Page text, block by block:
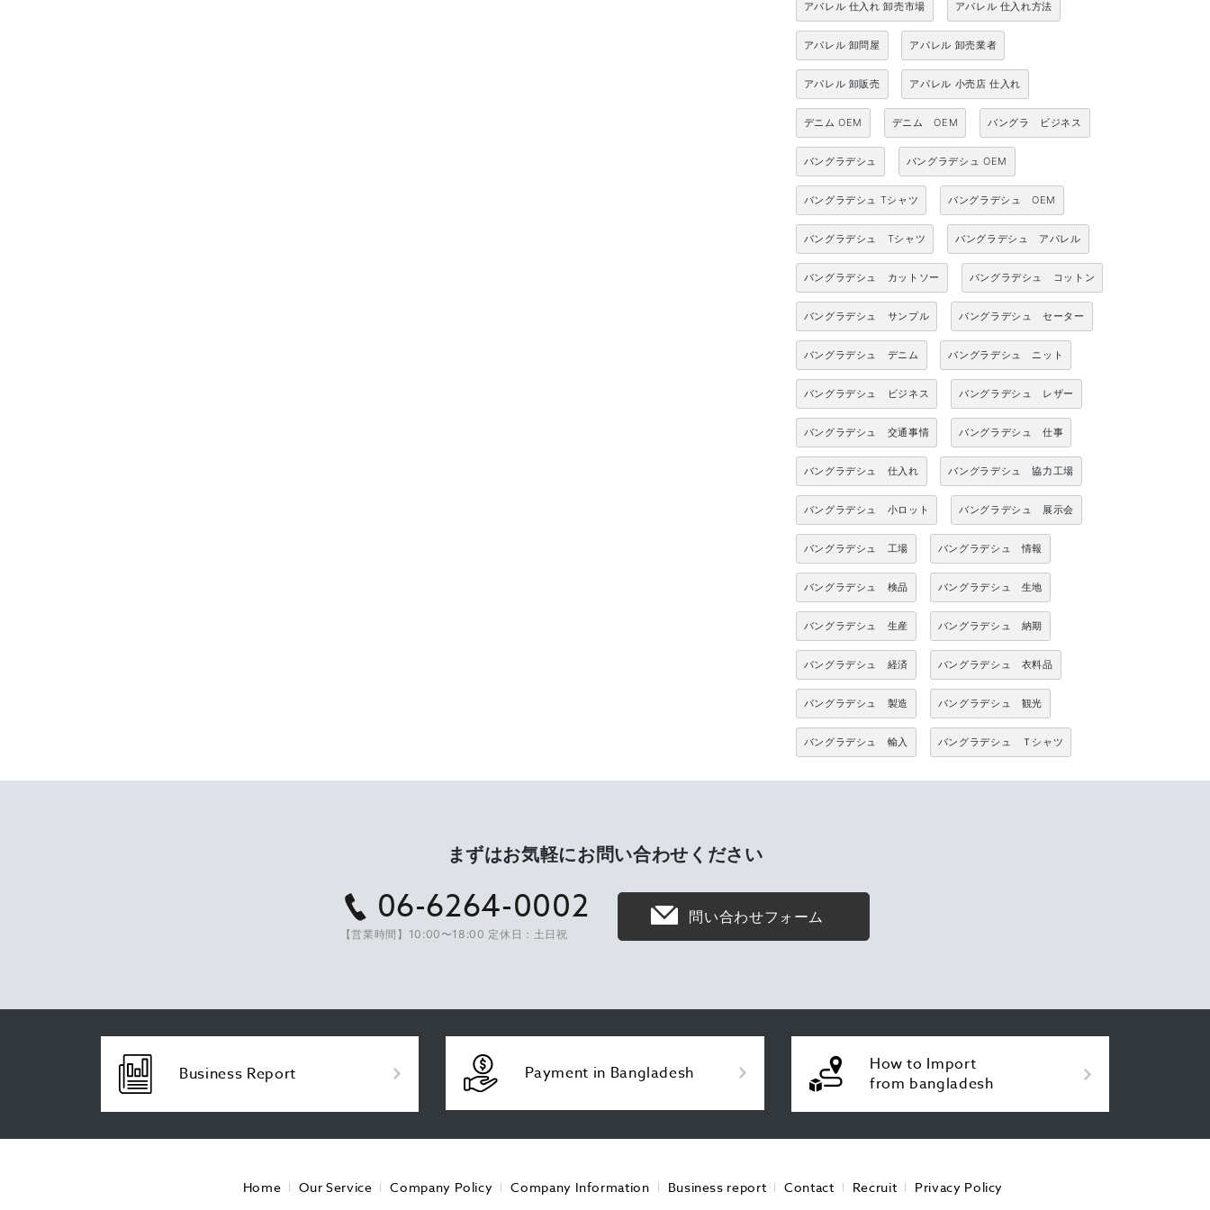
アパレル 仕入れ 卸売市場 アパレル 仕入れ方法
アパレル 卸問屋 アパレル 卸売業者
アパレル 卸販売 アパレル 小売店 仕入れ
デニム OEM デニム OEM バングラ ビジネス
バングラデシュ バングラデシュ OEM
バングラデシュ Tシャツ バングラデシュ OEM
バングラデシュ Tシャツ バングラデシュ アパレル
バングラデシュ カットソー バングラデシュ コットン
バングラデシュ サンプル バングラデシュ セーター
バングラデシュ デニム バングラデシュ ニット
バングラデシュ ビジネス バングラデシュ レザー
バングラデシュ 交通事情 バングラデシュ 仕事
バングラデシュ 仕入れ バングラデシュ 協力工場
バングラデシュ 小ロット バングラデシュ 展示会
バングラデシュ 工場 バングラデシュ 情報
バングラデシュ 検品 バングラデシュ 生地
バングラデシュ 生産 バングラデシュ 納期
バングラデシュ 経済 バングラデシュ 衣料品
バングラデシュ 製造 バングラデシュ 観光
バングラデシュ 輸入 バングラデシュ Ｔシャツ
まずはお気軽にお問い合わせください
06-6264-0002
【営業時間】10:00〜18:00 定休日：土日祝
問い合わせフォーム
Business Report Payment in Bangladesh
How to Import
from bangladesh
Home Our Service Company Policy Company Information Business report Contact Recruit Privacy Policy